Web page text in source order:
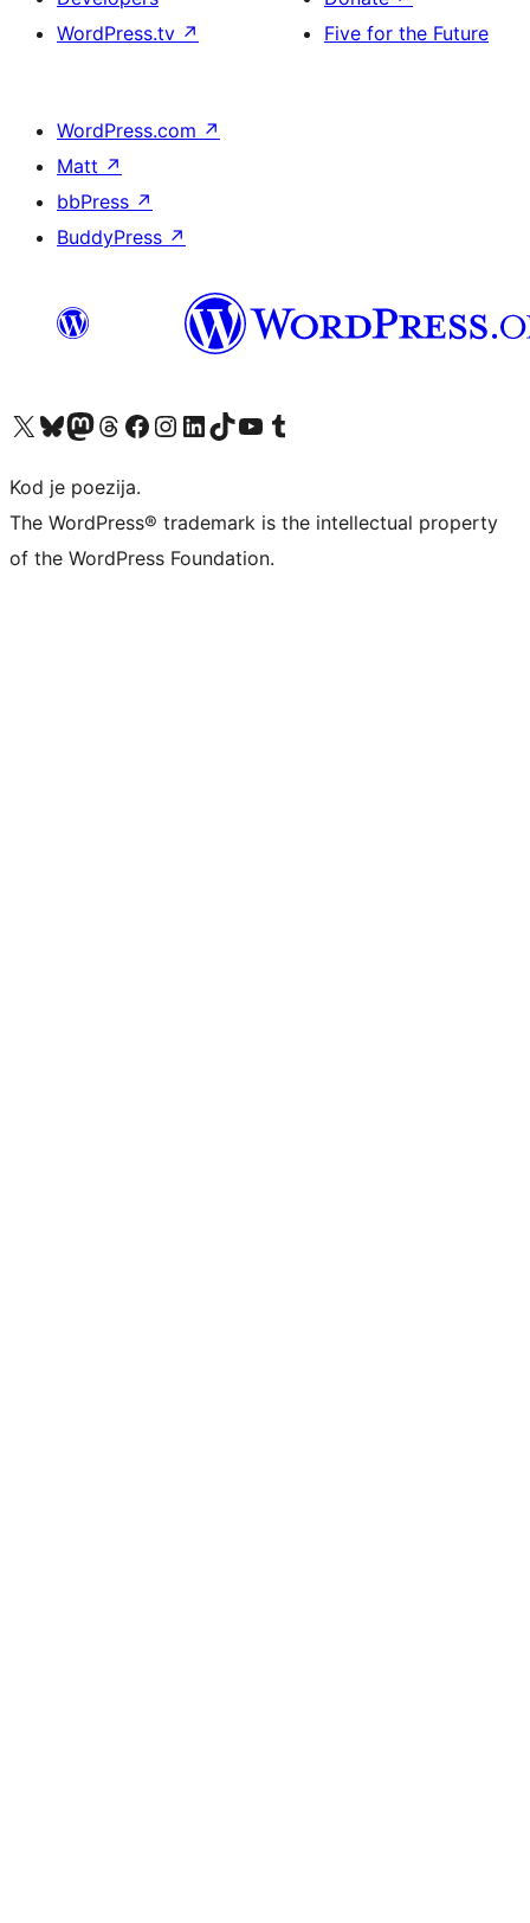
WordPress.tv ↗
Five for the Future
WordPress.com ↗
Matt ↗
bbPress ↗
BuddyPress ↗
Visit our X (formerly Twitter) account
Visit our Bluesky account
Visit our Mastodon account
Visit our Threads account
Visit our Facebook page
Visit our Instagram account
Visit our LinkedIn account
Visit our TikTok account
Visit our YouTube channel
Visit our Tumblr account
Kod je poezija.
The WordPress® trademark is the intellectual property
of the WordPress Foundation.